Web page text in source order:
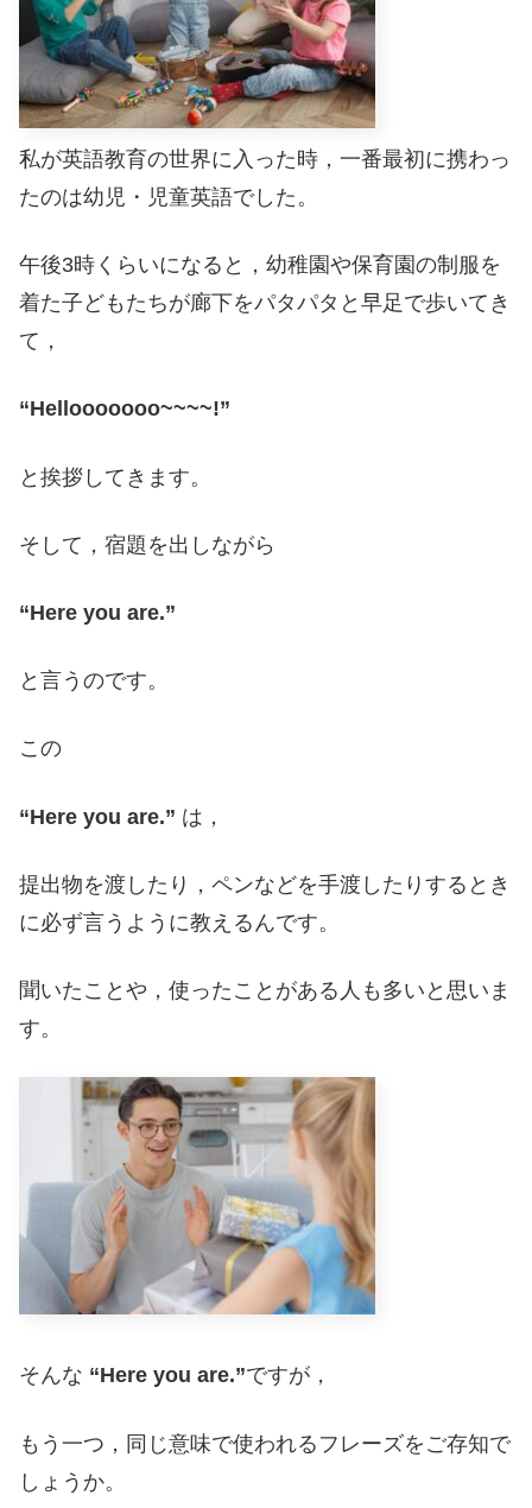
私が英語教育の世界に入った時，一番最初に携わっ
たのは幼児・児童英語でした。
午後3時くらいになると，幼稚園や保育園の制服を
着た子どもたちが廊下をパタパタと早足で歩いてき
て，
“Hellooooooo~~~~!”
と挨拶してきます。
そして，宿題を出しながら
“Here you are.”
と言うのです。
この
“Here you are.” は，
提出物を渡したり，ペンなどを手渡したりするとき
に必ず言うように教えるんです。
聞いたことや，使ったことがある人も多いと思いま
す。
そんな “Here you are.”ですが，
もう一つ，同じ意味で使われるフレーズをご存知で
しょうか。